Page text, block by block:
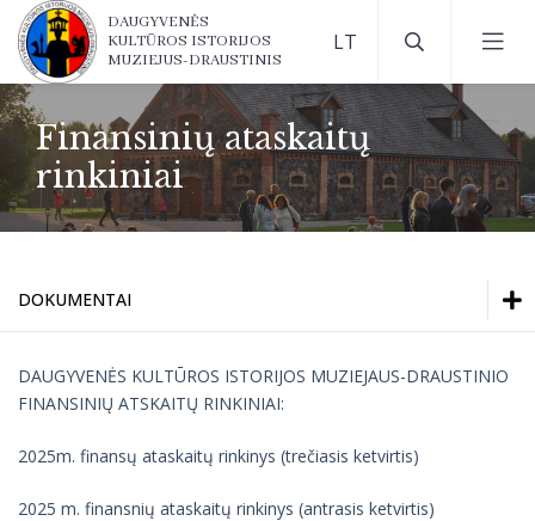
DAUGYVENĖS
KULTŪROS ISTORIJOS
MUZIEJUS-DRAUSTINIS
Finansinių ataskaitų
rinkiniai
DOKUMENTAI
Nuostatai
Darbo užmokestis
DAUGYVENĖS KULTŪROS ISTORIJOS MUZIEJAUS-DRAUSTINIO
FINANSINIŲ ATSKAITŲ RINKINIAI:
2025m. finansų ataskaitų rinkinys (trečiasis ketvirtis)
2025 m. finansnių ataskaitų rinkinys (antrasis ketvirtis)